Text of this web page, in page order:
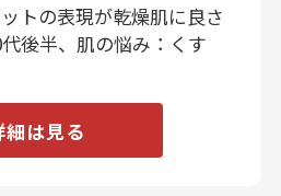
トの表現が乾燥肌に良さ
後半、肌の悩み：くす
細は見る